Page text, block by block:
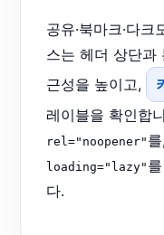
공유·북마크·다
스는 헤더 상단과
근성을 높이고,
레이블을 확인합
rel="noopener"
loading="lazy"
다.